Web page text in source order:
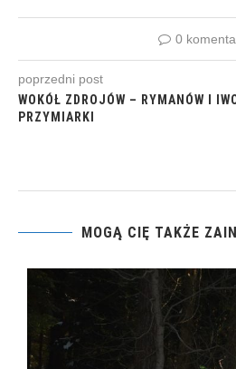
0
poprzedni post
WOKÓŁ ZDROJÓW – RYMANÓW I
PRZYMIARKI
MOGĄ CIĘ TAKŻE